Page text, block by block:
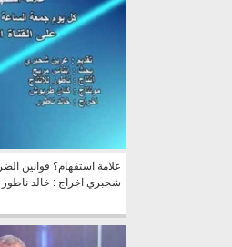
علامة استفهام؟ قوانين
شحبري اخراج : خالد ناطور